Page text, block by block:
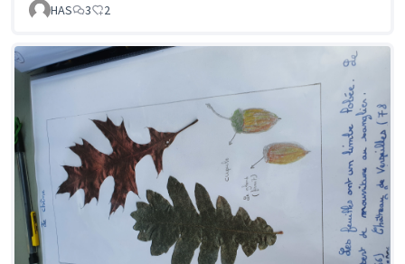
HAS 3 2